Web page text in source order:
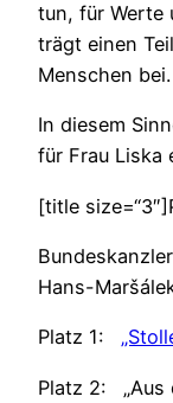
tun, für Werte
trägt einen
Menschen bei.
In diesem
für Frau Liska
[title
Hans-
Platz 1:
Platz 2: „Aus